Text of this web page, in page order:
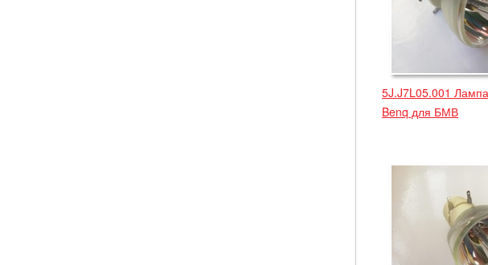
5J.J7L05.001
Benq для БМВ